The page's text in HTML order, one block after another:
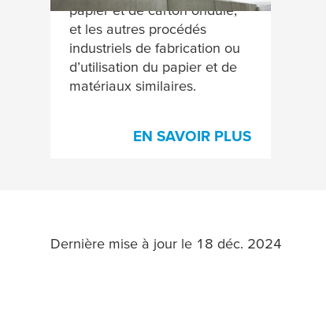
papier et de carton ondulé,
et les autres procédés
industriels de fabrication ou
d’utilisation du papier et de
matériaux similaires.
EN SAVOIR PLUS
Dernière mise à jour le 18 déc. 2024